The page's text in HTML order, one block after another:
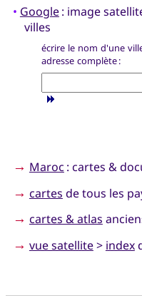
• Google: image
villes
écrire le nom d'une
adresse complète :
→ Maroc : cartes &
→ cartes de tous les
→ cartes & atlas
→ vue satellite> index